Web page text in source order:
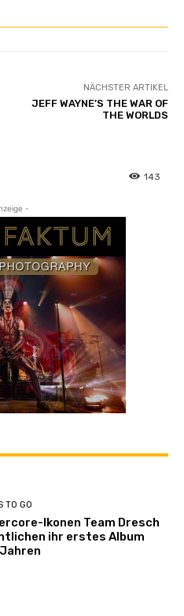
NÄCHSTER ARTIKEL
JEFF WAYNE’S THE WAR OF
THE WORLDS
143
-
TO GO
Ikonen Team Dresch
ihr erstes Album